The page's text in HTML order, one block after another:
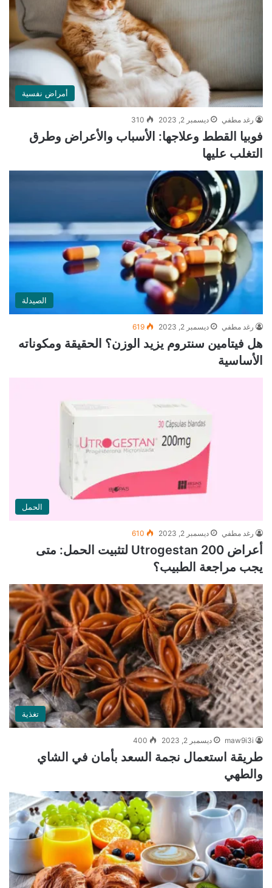
أمراض نفسية
رغد مطفي ديسمبر 2, 2023 310
فوبيا القطط وعلاجها: الأسباب والأعراض وطرق
التغلب عليها
الصيدلة
رغد مطفي ديسمبر 2, 2023 619
هل فيتامين سنتروم يزيد الوزن؟ الحقيقة ومكوناته
الأساسية
الحمل
رغد مطفي ديسمبر 2, 2023 610
أعراض Utrogestan 200 لتثبيت الحمل: متى
يجب مراجعة الطبيب؟
تغذية
maw9i3i ديسمبر 2, 2023 400
طريقة استعمال نجمة السعد بأمان في الشاي
والطهي